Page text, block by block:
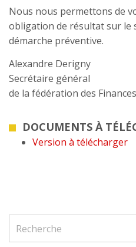
Nous nous permettons de
obligation de résultat sur le
démarche préventive.
Alexandre Derigny
Secrétaire général
de la fédération des
DOCUMENTS À
Version à télécharger